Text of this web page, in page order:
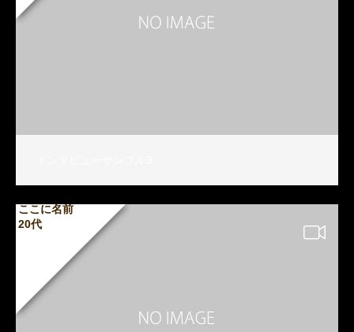
ここに名前
20代